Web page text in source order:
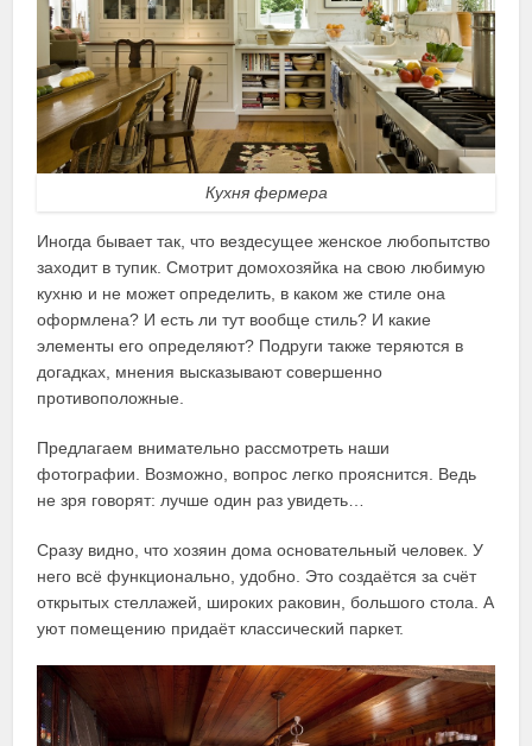
Кухня фермера
Иногда бывает так, что вездесущее женское любопытство
заходит в тупик. Смотрит домохозяйка на свою любимую
кухню и не может определить, в каком же стиле она
оформлена? И есть ли тут вообще стиль? И какие
элементы его определяют? Подруги также теряются в
догадках, мнения высказывают совершенно
противоположные.
Предлагаем внимательно рассмотреть наши
фотографии. Возможно, вопрос легко прояснится. Ведь
не зря говорят: лучше один раз увидеть…
Сразу видно, что хозяин дома основательный человек. У
него всё функционально, удобно. Это создаётся за счёт
открытых стеллажей, широких раковин, большого стола. А
уют помещению придаёт классический паркет.